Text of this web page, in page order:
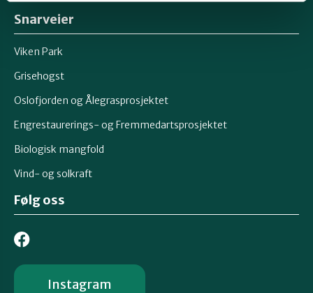
Snarveier
Viken Park
Grisehogst
Oslofjorden og Ålegrasprosjektet
Engrestaurerings- og Fremmedartsprosjektet
Biologisk mangfold
Vind- og solkraft
Følg oss
Instagram